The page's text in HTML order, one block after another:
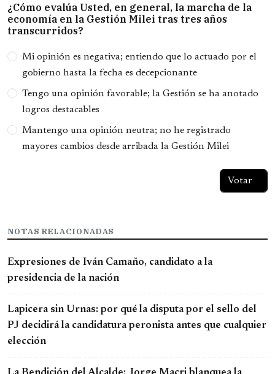
¿Cómo evalúa Usted, en general, la marcha de la
economía en la Gestión Milei tras tres años
transcurridos?
Opciones
Mi opinión es negativa; entiendo que lo actuado por el
gobierno hasta la fecha es decepcionante
Tengo una opinión favorable; la Gestión se ha anotado
logros destacables
Mantengo una opinión neutra; no he registrado
mayores cambios desde arribada la Gestión Milei
NOTAS RELACIONADAS
Expresiones de Iván Camaño, candidato a la
presidencia de la nación
Lapicera sin Urnas: por qué la disputa por el sello del
PJ decidirá la candidatura peronista antes que cualquier
elección